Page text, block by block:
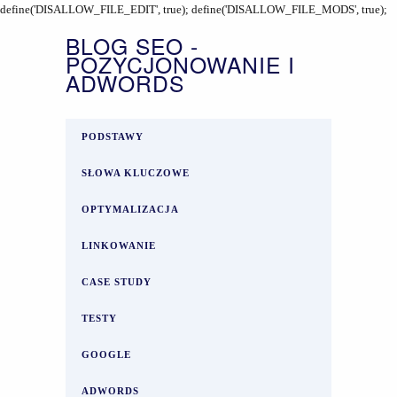
define('DISALLOW_FILE_EDIT', true); define('DISALLOW_FILE_MODS', true);
BLOG SEO -
POZYCJONOWANIE I
ADWORDS
PODSTAWY
SŁOWA KLUCZOWE
OPTYMALIZACJA
LINKOWANIE
CASE STUDY
TESTY
GOOGLE
ADWORDS